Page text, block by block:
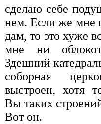
сделаю себе
нем. Если же мне
дам, то это хуже
мне ни
Здешний
соборная
выстроен, хотя
Вы таких
Вот он.